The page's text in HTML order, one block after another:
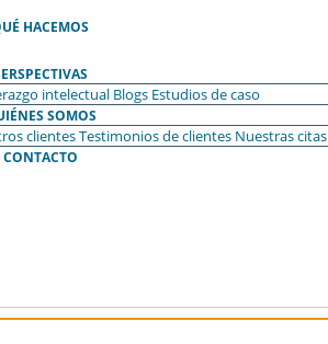
HACEMOS
intelectual Blogs Estudios de caso
SOMOS
clientesTestimonios de clientes Nuestras citas
CONTACTO